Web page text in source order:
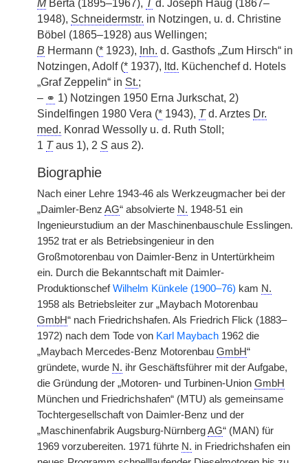
MBerta (1895–1967), Td. Joseph Haug (1867–
1948), Schneidermstr. in Notzingen, u. d. Christine
Böbel (1865–1928) aus Wellingen;
B Hermann (* 1923), Inh. d. Gasthofs „Zum Hirsch“ in
Notzingen, Adolf (* 1937), ltd. Küchenchef d. Hotels
„Graf Zeppelin“ in St.;
– ⚭ 1) Notzingen 1950 Erna Jurkschat, 2)
Sindelfingen 1980 Vera (* 1943), Td. Arztes Dr.
med. Konrad Wessolly u. d. Ruth Stoll;
1 Taus 1), 2 S aus 2).
Biographie
Nach einer Lehre 1943-46 als Werkzeugmacher bei der
„Daimler-Benz AG“ absolvierte N. 1948-51 ein
Ingenieurstudium an der Maschinenbauschule Esslingen.
1952 trat er als Betriebsingenieur in den
Großmotorenbau von Daimler-Benz in Untertürkheim
ein. Durch die Bekanntschaft mit Daimler-
ProduktionschefWilhelm Künkele (1900–76) kam N.
1958 als Betriebsleiter zur „Maybach Motorenbau
GmbH“ nach Friedrichshafen. Als Friedrich Flick (1883–
1972) nach dem Tode von Karl Maybach 1962 die
„Maybach Mercedes-Benz Motorenbau GmbH“
gründete, wurde N. ihr Geschäftsführer mit der Aufgabe,
die Gründung der „Motoren- und Turbinen-Union GmbH
München und Friedrichshafen“ (MTU) als gemeinsame
Tochtergesellschaft von Daimler-Benz und der
„Maschinenfabrik Augsburg-NürnbergAG“ (MAN) für
1969 vorzubereiten. 1971 führte N. in Friedrichshafen ein